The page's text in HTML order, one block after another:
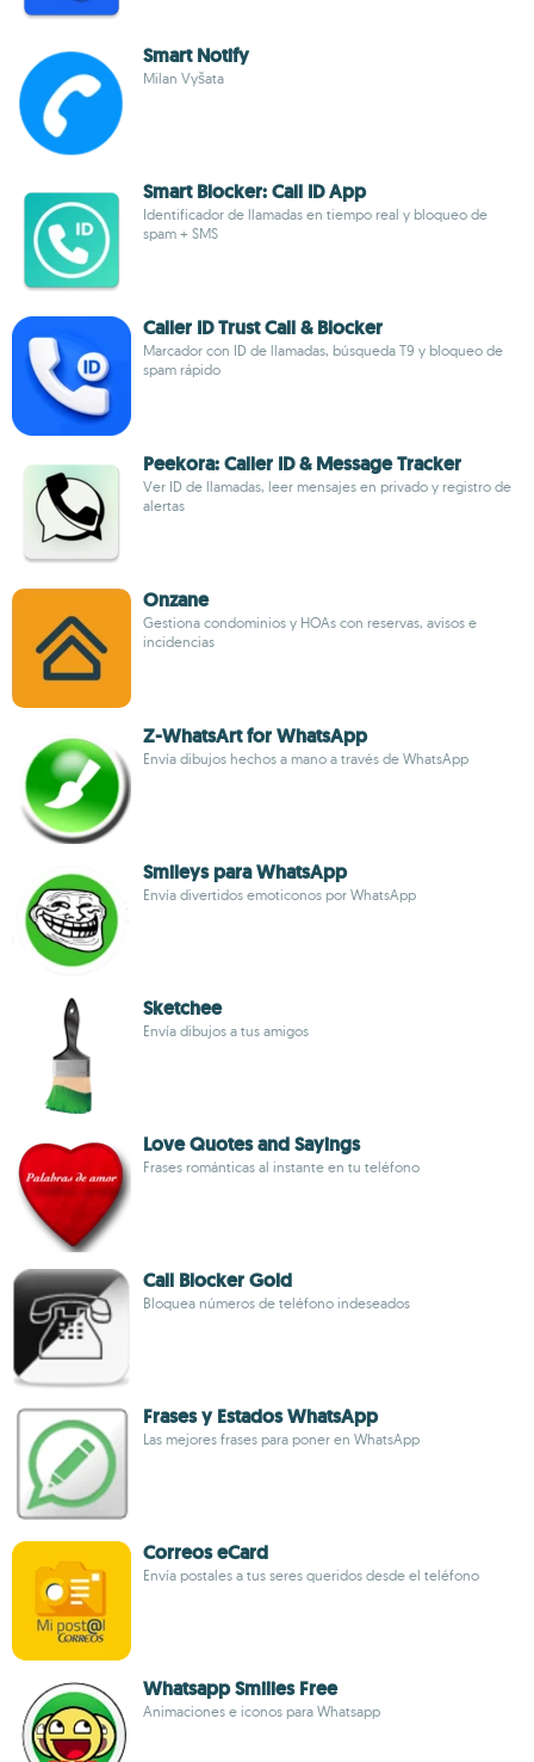
Smart Notify
Milan Vyšata
Smart Blocker: Call ID App
Identificador de llamadas en tiempo real y bloqueo de
spam + SMS
Caller ID Trust Call & Blocker
Marcador con ID de llamadas, búsqueda T9 y bloqueo de
spam rápido
Peekora: Caller ID & Message Tracker
Ver ID de llamadas, leer mensajes en privado y registro de
alertas
Onzane
Gestiona condominios y HOAs con reservas, avisos e
incidencias
Z-WhatsArt for WhatsApp
Envía dibujos hechos a mano a través de WhatsApp
Smileys para WhatsApp
Envía divertidos emoticonos por WhatsApp
Sketchee
Envía dibujos a tus amigos
Love Quotes and Sayings
Frases románticas al instante en tu teléfono
Call Blocker Gold
Bloquea números de teléfono indeseados
Frases y Estados WhatsApp
Las mejores frases para poner en WhatsApp
Correos eCard
Envía postales a tus seres queridos desde el teléfono
Whatsapp Smilies Free
Animaciones e iconos para Whatsapp